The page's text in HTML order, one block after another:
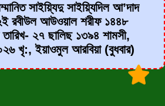
সাইয়্যিদু সাইয়্যিদিল আ’দাদ
রবীউল আউওয়াল শরীফ ১৪৪৮
তারিখ- ২৭ ছালিছ ১৩৯৪ শামসী,
খৃ:, ইয়াওমুল আরবিয়া (বুধবার)